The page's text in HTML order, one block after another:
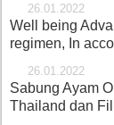
26.01.2022
Well being
regimen, In
26.01.2022
Sabung Ayam
Thailand dan